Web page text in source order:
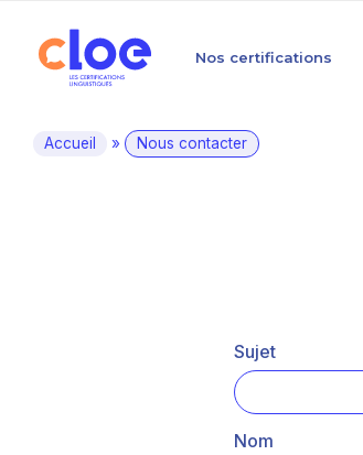
Nos certifications
Accueil » Nous contacter
Sujet
Nom